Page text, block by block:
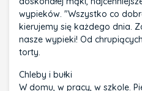
wypieków. "Wszystko co
kierujemy się każdego dnia.
nasze wypieki! Od
torty.
Chleby i bułki
W domu, w pracy, w szkole.